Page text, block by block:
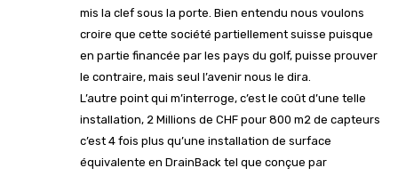
mis la clef sous la porte. Bien entendu nous voulons
croire que cette société partiellement suisse puisque
en partie financée par les pays du golf, puisse prouver
le contraire, mais seul l’avenir nous le dira.
L’autre point qui m’interroge, c’est le coût d’une telle
installation, 2 Millions de CHF pour 800 m2 de capteurs
c’est 4 fois plus qu’une installation de surface
équivalente en DrainBack tel que conçue par